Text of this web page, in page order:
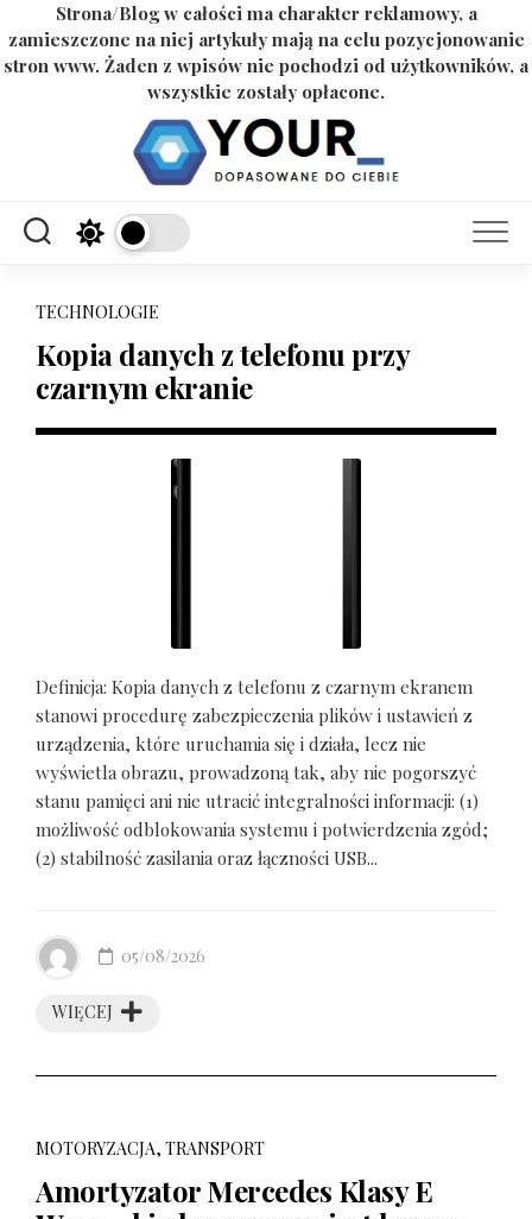
Strona/Blog w całości ma charakter reklamowy, a
zamieszczone na niej artykuły mają na celu pozycjonowanie
stron www. Żaden z wpisów nie pochodzi od użytkowników, a
wszystkie zostały opłacone.
TECHNOLOGIE
Kopia danych z telefonu przy
czarnym ekranie
Definicja: Kopia danych z telefonu z czarnym ekranem
stanowi procedurę zabezpieczenia plików i ustawień z
urządzenia, które uruchamia się i działa, lecz nie
wyświetla obrazu, prowadzoną tak, aby nie pogorszyć
stanu pamięci ani nie utracić integralności informacji: (1)
możliwość odblokowania systemu i potwierdzenia zgód;
(2) stabilność zasilania oraz łączności USB...
WIĘCEJ
05/08/2026
MOTORYZACJA, TRANSPORT
Amortyzator Mercedes Klasy E